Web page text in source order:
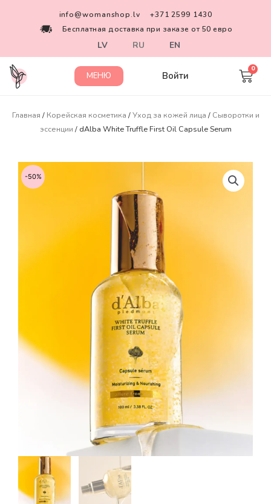
info@womanshop.lv
+371 2599 1430
Бесплатная доставка при заказе от 50 евро
LV RU EN
МЕНЮ Войти
Главная / Корейская косметика /Уход за кожей лица / Сыворотки и
эссенции / dAlba White Truffle First Oil Capsule Serum
-50%